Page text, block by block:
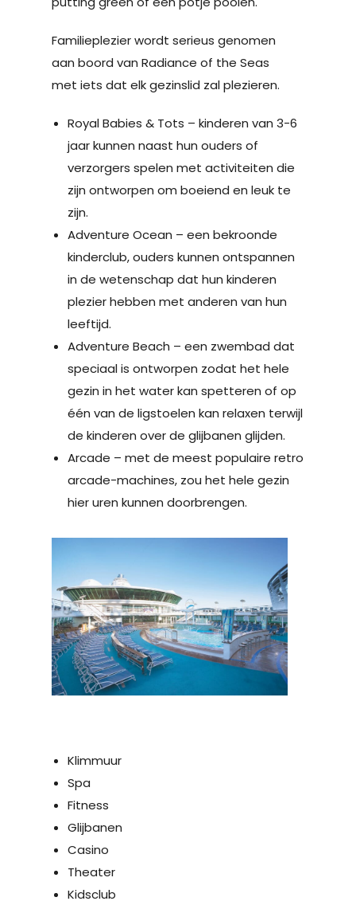
Familieplezier wordt serieus genomen
aan boord van Radiance of the Seas
met iets dat elk gezinslid zal plezieren.
Royal Babies & Tots – kinderen van 3-6
jaar kunnen naast hun ouders of
verzorgers spelen met activiteiten die
zijn ontworpen om boeiend en leuk te
zijn.
Adventure Ocean – een bekroonde
kinderclub, ouders kunnen ontspannen
in de wetenschap dat hun kinderen
plezier hebben met anderen van hun
leeftijd.
Adventure Beach – een zwembad dat
speciaal is ontworpen zodat het hele
gezin in het water kan spetteren of op
één van de ligstoelen kan relaxen terwijl
de kinderen over de glijbanen glijden.
Arcade – met de meest populaire retro
arcade-machines, zou het hele gezin
hier uren kunnen doorbrengen.
Klimmuur
Spa
Fitness
Glijbanen
Casino
Theater
Kidsclub